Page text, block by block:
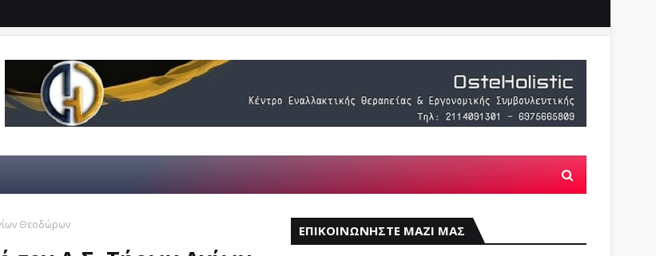
Θεοδώρων ΕΠΙΚΟΙΝΩΝΗΣΤΕ ΜΑΖΙ ΜΑΣ